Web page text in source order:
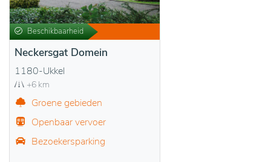
Beschikbaarheid
Neckersgat Domein
1180-Ukkel
+6 km
Groene gebieden
Openbaar vervoer
Bezoekersparking